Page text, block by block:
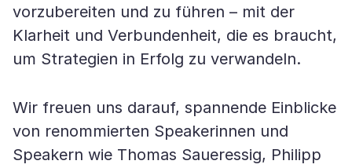
vorzubereiten und zu führen – mit der
Klarheit und Verbundenheit, die es braucht,
um Strategien in Erfolg zu verwandeln.
Wir freuen uns darauf, spannende Einblicke
von renommierten Speakerinnen und
Speakern wie Thomas Saueressig, Philipp